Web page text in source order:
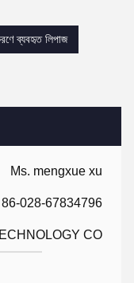
Ms. mengxue xu
86-028-67834796
CO
ব্যবহৃত লিপাজ